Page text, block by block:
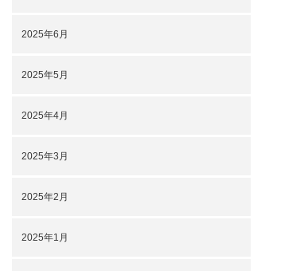
2025年6月
2025年5月
2025年4月
2025年3月
2025年2月
2025年1月